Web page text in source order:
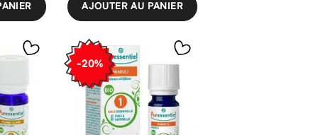
AJOUTER AU PANIER
-20%
×
××